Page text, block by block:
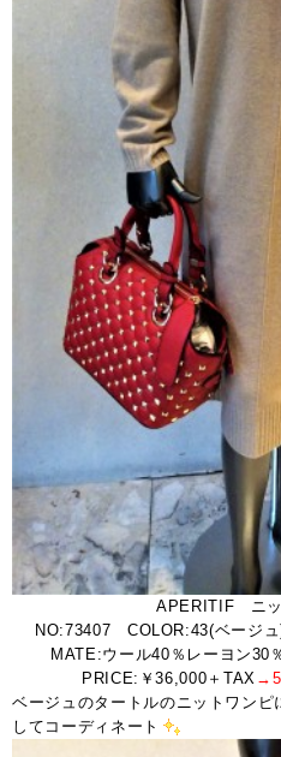
APERITIF ニッ
NO:73407 COLOR:43(ベージ
MATE:ウール40％レーヨン30
PRICE:￥36,000＋TAX
ベージュのタートルのニットワン
してコーディネート